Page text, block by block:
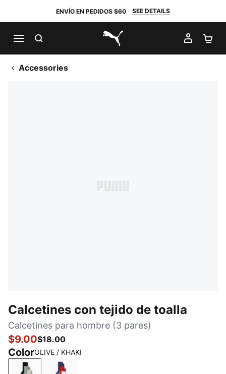
ENVÍO EN PEDIDOS $60 SEE DETAILS
PUMA.com
MI
Accessories
Calcetines con tejido de toalla
Calcetines para hombre (3 pares)
$9.00$18.00
ColorOLIVE / KHAKI